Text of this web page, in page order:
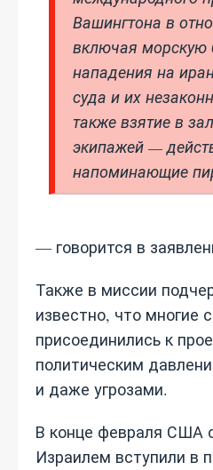
Вашингтона в
включая морскую
нападения на
суда и их
также взятие в
экипажей —
напоминающие
— говорится в
Также в миссии
известно, что многие
присоединились к
политическим
и даже угрозами.
В конце февраля США
Израилем вступили в